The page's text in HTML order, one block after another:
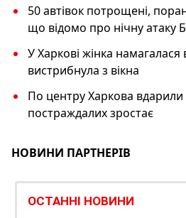
50 автівок потрощені,
що відомо про нічну атаку
У Харкові жінка намагалася
вистрибнула з вікна
По центру Харкова вдарили
постраждалих зростає
НОВИНИ ПАРТНЕРІВ
ОСТАННІ НОВИНИ